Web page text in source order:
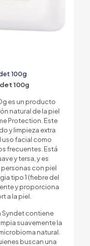
100g
100g
es un producto
natural de la piel
Protection. Este
y limpieza extra
uso facial como
frecuentes. Está
y tersa, y es
con piel
tipo 1 (fiebre del
y proporciona
a la piel.
Syndet contiene
suavemente la
natural.
buscan una